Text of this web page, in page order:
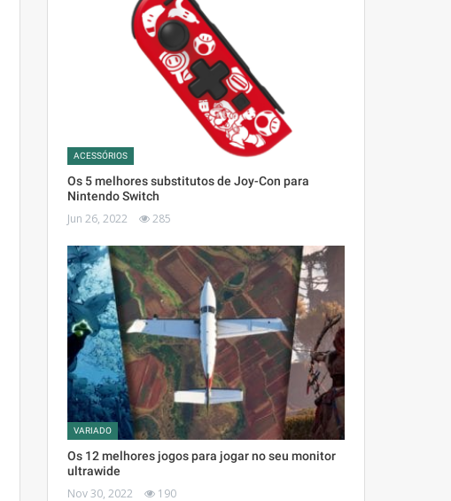
ACESSÓRIOS
Os 5 melhores substitutos de Joy-Con para
Nintendo Switch
Jun 26, 2022 285
VARIADO
Os 12 melhores jogos para jogar no seu monitor
ultrawide
Nov 30, 2022 190